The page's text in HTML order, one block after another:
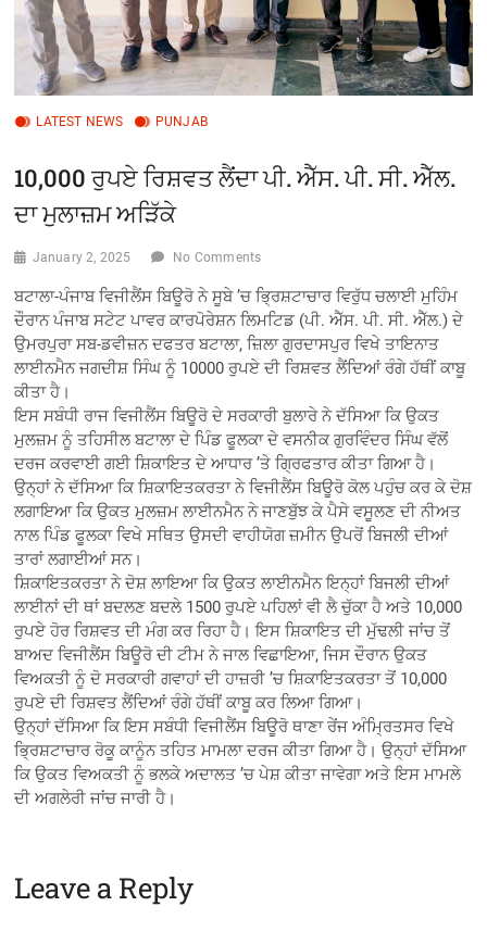
LATEST NEWS PUNJAB
10,000 ਰੁਪਏ ਰਿਸ਼ਵਤ ਲੈਂਦਾ ਪੀ. ਐੱਸ. ਪੀ. ਸੀ. ਐੱਲ.
ਦਾ ਮੁਲਾਜ਼ਮ ਅੜਿੱਕੇ
January 2, 2025 No Comments
ਬਟਾਲਾ-ਪੰਜਾਬ ਵਿਜੀਲੈਂਸ ਬਿਊਰੋ ਨੇ ਸੂਬੇ ’ਚ ਭ੍ਰਿਸ਼ਟਾਚਾਰ ਵਿਰੁੱਧ ਚਲਾਈ ਮੁਹਿੰਮ
ਦੌਰਾਨ ਪੰਜਾਬ ਸਟੇਟ ਪਾਵਰ ਕਾਰਪੋਰੇਸ਼ਨ ਲਿਮਟਿਡ (ਪੀ. ਐੱਸ. ਪੀ. ਸੀ. ਐੱਲ.) ਦੇ
ਉਮਰਪੁਰਾ ਸਬ-ਡਵੀਜ਼ਨ ਦਫਤਰ ਬਟਾਲਾ, ਜ਼ਿਲਾ ਗੁਰਦਾਸਪੁਰ ਵਿਖੇ ਤਾਇਨਾਤ
ਲਾਈਨਮੈਨ ਜਗਦੀਸ਼ ਸਿੰਘ ਨੂੰ 10000 ਰੁਪਏ ਦੀ ਰਿਸ਼ਵਤ ਲੈਂਦਿਆਂ ਰੰਗੇ ਹੱਥੀਂ ਕਾਬੂ
ਕੀਤਾ ਹੈ।
ਇਸ ਸਬੰਧੀ ਰਾਜ ਵਿਜੀਲੈਂਸ ਬਿਊਰੋ ਦੇ ਸਰਕਾਰੀ ਬੁਲਾਰੇ ਨੇ ਦੱਸਿਆ ਕਿ ਉਕਤ
ਮੁਲਜ਼ਮ ਨੂੰ ਤਹਿਸੀਲ ਬਟਾਲਾ ਦੇ ਪਿੰਡ ਫੂਲਕਾ ਦੇ ਵਸਨੀਕ ਗੁਰਵਿੰਦਰ ਸਿੰਘ ਵੱਲੋਂ
ਦਰਜ ਕਰਵਾਈ ਗਈ ਸ਼ਿਕਾਇਤ ਦੇ ਆਧਾਰ ’ਤੇ ਗ੍ਰਿਫਤਾਰ ਕੀਤਾ ਗਿਆ ਹੈ।
ਉਨ੍ਹਾਂ ਨੇ ਦੱਸਿਆ ਕਿ ਸ਼ਿਕਾਇਤਕਰਤਾ ਨੇ ਵਿਜੀਲੈਂਸ ਬਿਊਰੋ ਕੋਲ ਪਹੁੰਚ ਕਰ ਕੇ ਦੋਸ਼
ਲਗਾਇਆ ਕਿ ਉਕਤ ਮੁਲਜ਼ਮ ਲਾਈਨਮੈਨ ਨੇ ਜਾਣਬੁੱਝ ਕੇ ਪੈਸੇ ਵਸੂਲਣ ਦੀ ਨੀਅਤ
ਨਾਲ ਪਿੰਡ ਫੂਲਕਾ ਵਿਖੇ ਸਥਿਤ ਉਸਦੀ ਵਾਹੀਯੋਗ ਜ਼ਮੀਨ ਉਪਰੋਂ ਬਿਜਲੀ ਦੀਆਂ
ਤਾਰਾਂ ਲਗਾਈਆਂ ਸਨ।
ਸ਼ਿਕਾਇਤਕਰਤਾ ਨੇ ਦੋਸ਼ ਲਾਇਆ ਕਿ ਉਕਤ ਲਾਈਨਮੈਨ ਇਨ੍ਹਾਂ ਬਿਜਲੀ ਦੀਆਂ
ਲਾਈਨਾਂ ਦੀ ਥਾਂ ਬਦਲਣ ਬਦਲੇ 1500 ਰੁਪਏ ਪਹਿਲਾਂ ਵੀ ਲੈ ਚੁੱਕਾ ਹੈ ਅਤੇ 10,000
ਰੁਪਏ ਹੋਰ ਰਿਸ਼ਵਤ ਦੀ ਮੰਗ ਕਰ ਰਿਹਾ ਹੈ। ਇਸ ਸ਼ਿਕਾਇਤ ਦੀ ਮੁੱਢਲੀ ਜਾਂਚ ਤੋਂ
ਬਾਅਦ ਵਿਜੀਲੈਂਸ ਬਿਊਰੋ ਦੀ ਟੀਮ ਨੇ ਜਾਲ ਵਿਛਾਇਆ, ਜਿਸ ਦੌਰਾਨ ਉਕਤ
ਵਿਅਕਤੀ ਨੂੰ ਦੋ ਸਰਕਾਰੀ ਗਵਾਹਾਂ ਦੀ ਹਾਜ਼ਰੀ ’ਚ ਸ਼ਿਕਾਇਤਕਰਤਾ ਤੋਂ 10,000
ਰੁਪਏ ਦੀ ਰਿਸ਼ਵਤ ਲੈਂਦਿਆਂ ਰੰਗੇ ਹੱਥੀਂ ਕਾਬੂ ਕਰ ਲਿਆ ਗਿਆ।
ਉਨ੍ਹਾਂ ਦੱਸਿਆ ਕਿ ਇਸ ਸਬੰਧੀ ਵਿਜੀਲੈਂਸ ਬਿਊਰੋ ਥਾਣਾ ਰੇਂਜ ਅੰਮ੍ਰਿਤਸਰ ਵਿਖੇ
ਭ੍ਰਿਸ਼ਟਾਚਾਰ ਰੋਕੂ ਕਾਨੂੰਨ ਤਹਿਤ ਮਾਮਲਾ ਦਰਜ ਕੀਤਾ ਗਿਆ ਹੈ। ਉਨ੍ਹਾਂ ਦੱਸਿਆ
ਕਿ ਉਕਤ ਵਿਅਕਤੀ ਨੂੰ ਭਲਕੇ ਅਦਾਲਤ ’ਚ ਪੇਸ਼ ਕੀਤਾ ਜਾਵੇਗਾ ਅਤੇ ਇਸ ਮਾਮਲੇ
ਦੀ ਅਗਲੇਰੀ ਜਾਂਚ ਜਾਰੀ ਹੈ।
Leave a Reply